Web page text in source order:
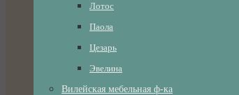
Лотос
Паола
Цезарь
Эвелина
Вилейская мебельная ф-ка